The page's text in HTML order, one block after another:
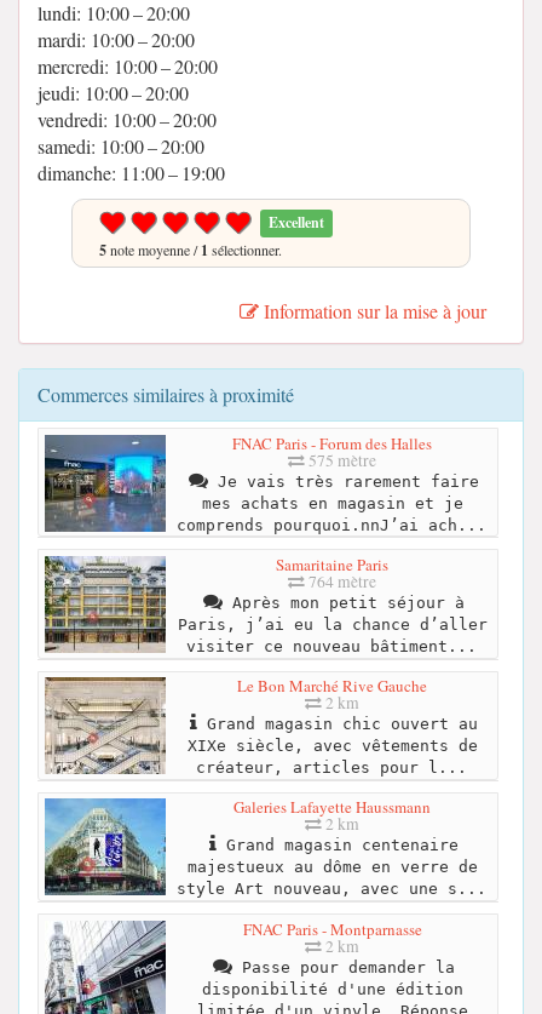
lundi: 10:00 – 20:00
mardi: 10:00 – 20:00
mercredi: 10:00 – 20:00
jeudi: 10:00 – 20:00
vendredi: 10:00 – 20:00
samedi: 10:00 – 20:00
dimanche: 11:00 – 19:00
Excellent
5note moyenne /1 sélectionner.
Information sur la mise à jour
Commerces similaires à proximité
FNAC Paris - Forum des Halles
575 mètre
Je vais très rarement faire
mes achats en magasin et je
comprends pourquoi.nnJ’ai ach...
Samaritaine Paris
764 mètre
Après mon petit séjour à
Paris, j’ai eu la chance d’aller
visiter ce nouveau bâtiment...
Le Bon Marché Rive Gauche
2 km
Grand magasin chic ouvert au
XIXe siècle, avec vêtements de
créateur, articles pour l...
Galeries Lafayette Haussmann
2 km
Grand magasin centenaire
majestueux au dôme en verre de
style Art nouveau, avec une s...
FNAC Paris - Montparnasse
2 km
Passe pour demander la
disponibilité d'une édition